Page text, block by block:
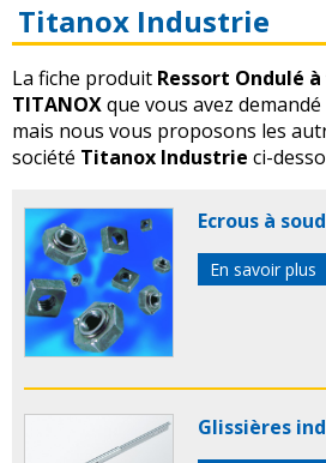
Titanox Industrie
La fiche produit Ressort Ondulé
TITANOXque vous avez
mais nous vous proposons les
société Titanox Industrie ci-
Ecrous à
En savoir plus
Glissières